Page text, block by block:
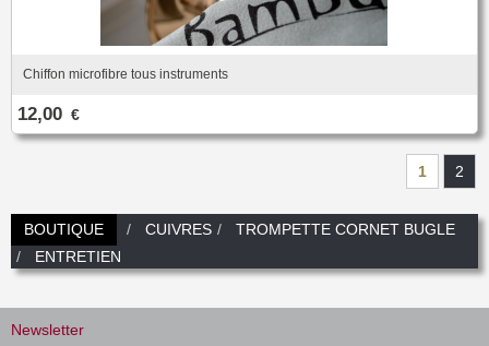
Chiffon microfibre tous instruments
12,00 €
1 2
BOUTIQUE CUIVRES
TROMPETTE CORNET BUGLE
ENTRETIEN
Newsletter